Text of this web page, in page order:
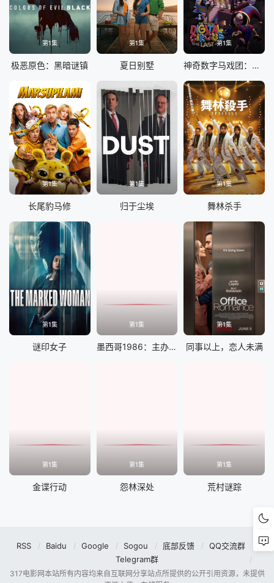
第1集
极恶原色：黑暗谜镇
第1集
夏日别墅
第1集
神奇数字马戏团：谢幕演出
第1集
长尾豹马修
第1集
归于尘埃
第1集
舞林杀手
第1集
谜印女子
第1集
墨西哥1986：主办大作战
第1集
同事以上，恋人未满
第1集
金谍行动
第1集
怨林深处
第1集
荒村谜踪
RSS Baidu Google Sogou 底部反馈
QQ交流群
Telegram群
317电影网本站所有内容均来自互联网分享站点所提供的公开引用资源，未提供